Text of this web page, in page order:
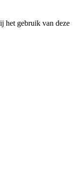
het gebruik van deze